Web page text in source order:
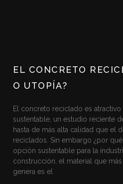
EL CONCRETO
O UTOPÍA?
El concreto reciclado es
sustentable, un estudio reciente
hasta de más alta calidad que el
reciclados. Sin embargo ¿por
opción sustentable para la
construcción, el material que
genera es el